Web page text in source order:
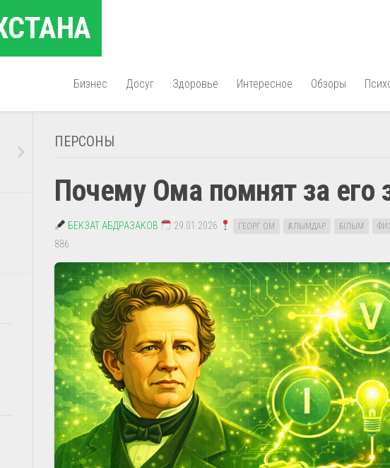
Бизнес Досуг Здоровье Интересное Обзоры
ПЕРСОНЫ
Почему Ома помнят за его
БЕКЗАТ АБДРАЗАКОВ 29.01.2026 ГЕОРГ ОМ ҒАЛЫМДАР ҒЫЛЫМ
886